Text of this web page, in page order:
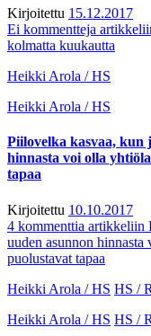
Kirjoitettu 15.12.2017
Ei kommentteja
kolmatta kuukautta
Heikki Arola / HS
Heikki Arola / HS
Piilovelka kasvaa, kun
hinnasta voi olla
tapaa
Kirjoitettu 10.10.2017
4 kommenttia artikkeliin
uuden asunnon
puolustavat tapaa
Heikki Arola / HS HS /
Heikki Arola / HS HS /